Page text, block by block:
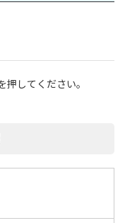
してください。